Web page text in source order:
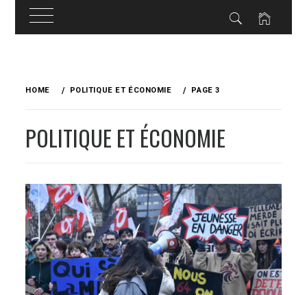
HOME POLITIQUE ET ÉCONOMIE PAGE 3
POLITIQUE ET ÉCONOMIE